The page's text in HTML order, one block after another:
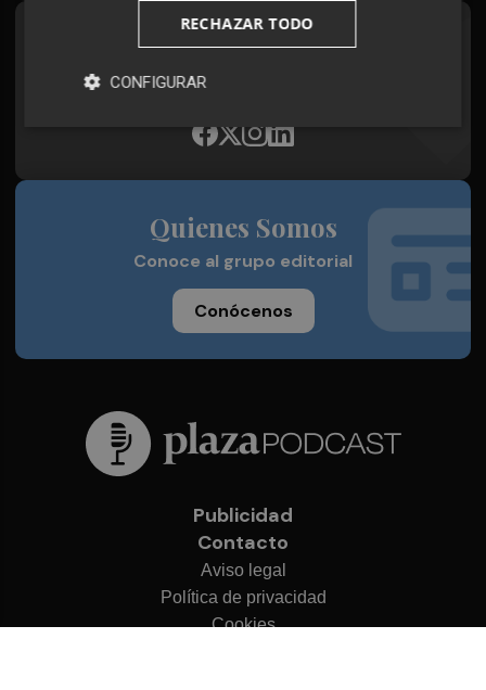
Síguenos en redes
Plaza Podcast, desde cualquier medio
Quienes Somos
Conoce al grupo editorial
Conócenos
Publicidad
Contacto
Aviso legal
Política de privacidad
Cookies
RECHAZAR TODO
CONFIGURAR